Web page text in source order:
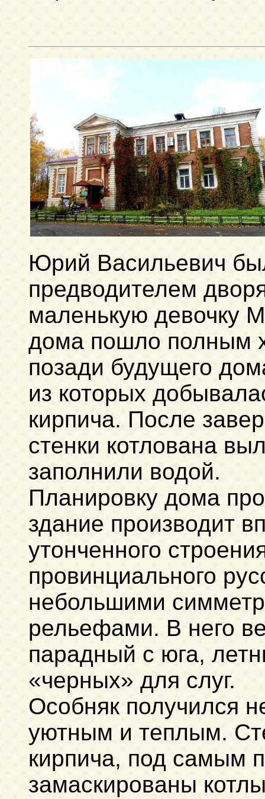
Юрий Васильевич
предводителем
маленькую девочку
дома пошло полным
позади будущего
из которых
кирпича. После
стенки котлована
заполнили водой.
Планировку дома
здание производит
утонченного
провинциального
небольшими
рельефами. В него
парадный с юга,
«черных» для слуг.
Особняк получился
уютным и теплым.
кирпича, под самым
замаскированы